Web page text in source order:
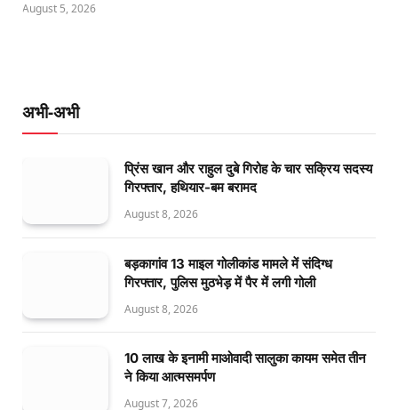
August 5, 2026
अभी-अभी
प्रिंस खान और राहुल दुबे गिरोह के चार सक्रिय सदस्य
गिरफ्तार, हथियार-बम बरामद
August 8, 2026
बड़कागांव 13 माइल गोलीकांड मामले में संदिग्ध
गिरफ्तार, पुलिस मुठभेड़ में पैर में लगी गोली
August 8, 2026
10 लाख के इनामी माओवादी सालुका कायम समेत तीन
ने किया आत्मसमर्पण
August 7, 2026